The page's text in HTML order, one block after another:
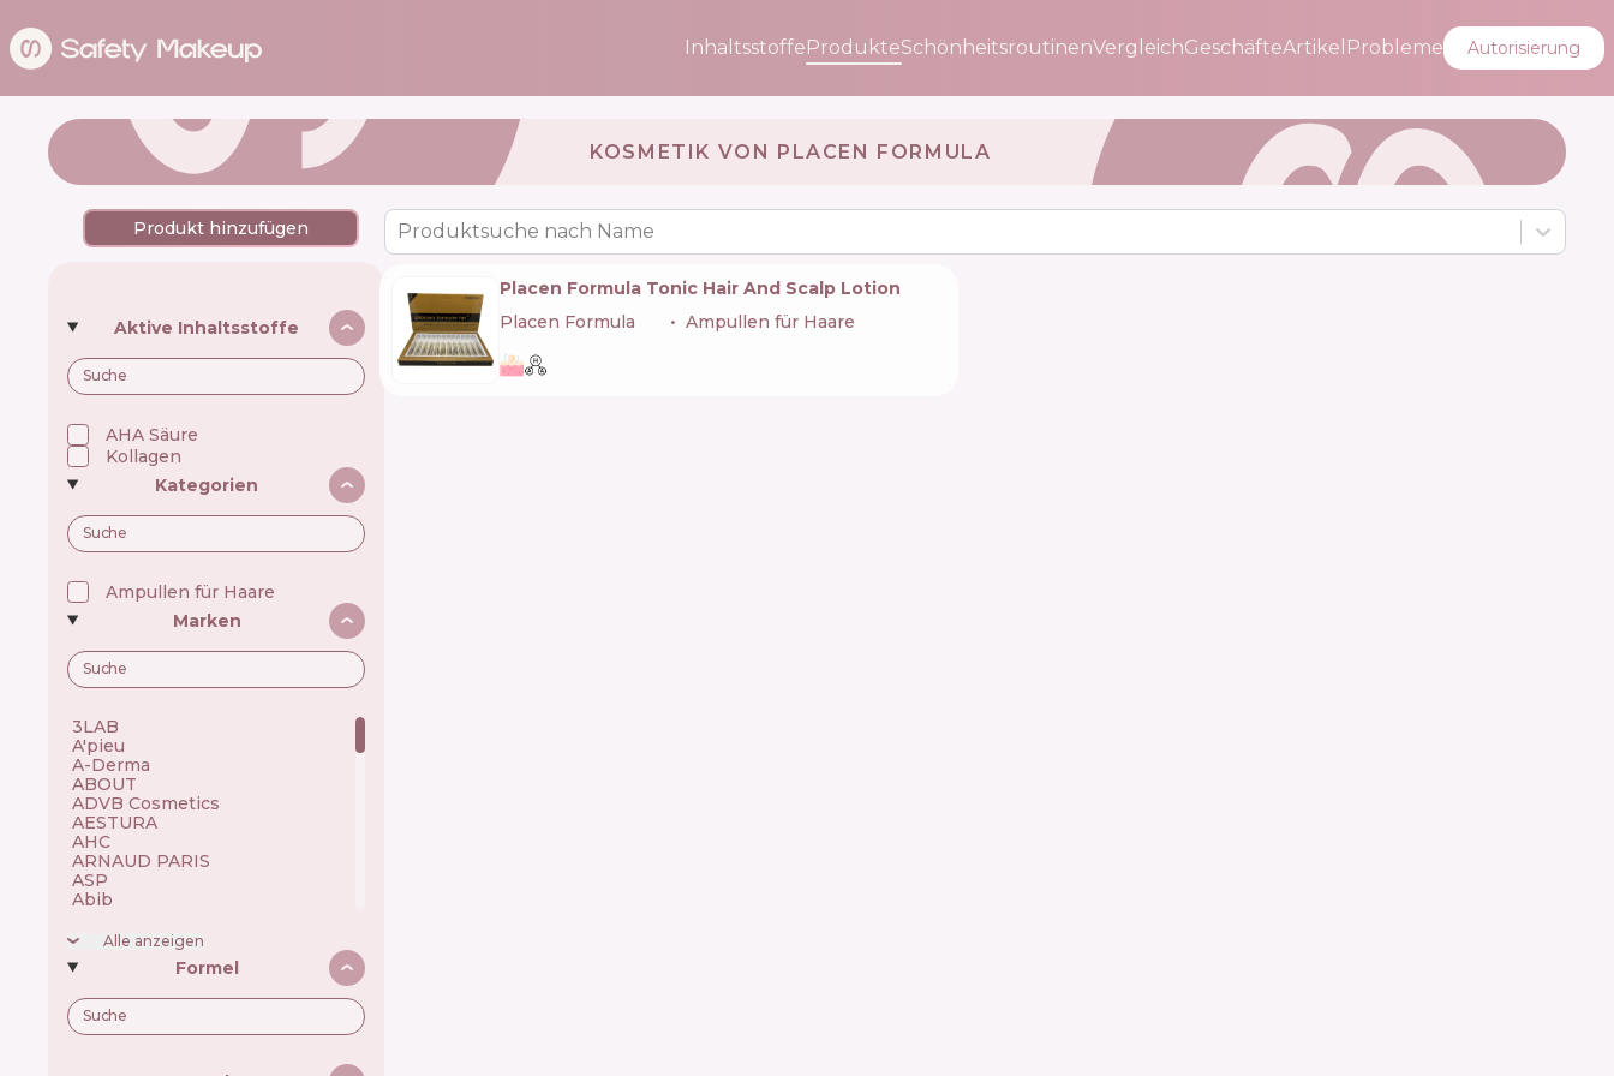
InhaltsstoffeProdukteSchönheitsroutinenVergleichGeschäfteArtikel Probleme Autorisierung
KOSMETIK VON PLACEN FORMULA 🇩🇪
Produkt hinzufügen
Aktive Inhaltsstoffe
AHA Säure
Kollagen
Kategorien
Ampullen für Haare
Marken
3LAB 🇺🇸
A'pieu 🇰🇷
A-Derma 🇫🇷
ABOUT 🇺🇦
ADVB Cosmetics 🇹🇷
AESTURA 🇰🇷
AHC 🇰🇷
ARNAUD PARIS 🇫🇷
ASP 🇬🇧
Abib 🇰🇷
Achroactive Max 🇧🇬
Acnemy 🇪🇸
Acure 🇺🇸
Acwell 🇰🇷
Ada Tina 🇧🇷
Aesop 🇦🇺
Alle anzeigen
Formel
Produktsuche nach Name
Placen Formula Tonic Hair And Scalp Lotion
Placen Formula
Ampullen für Haare